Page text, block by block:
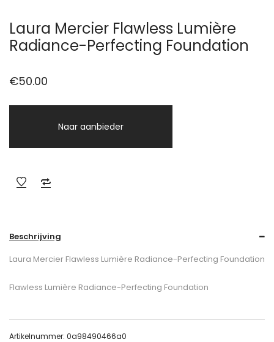
Laura Mercier Flawless Lumière
Radiance-Perfecting Foundation
€50.00
Naar aanbieder
Beschrijving
Laura Mercier Flawless Lumière Radiance-Perfecting Foundation
Flawless Lumière Radiance-Perfecting Foundation
Artikelnummer: 0a98490466a0